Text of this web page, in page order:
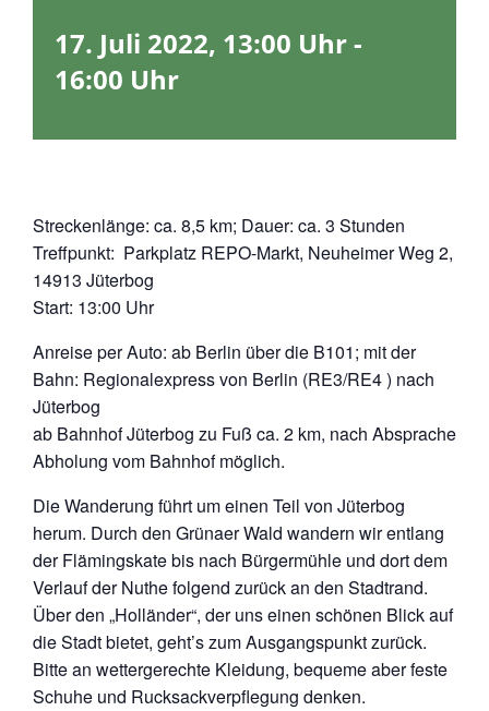
17. Juli 2022, 13:00 Uhr-
16:00 Uhr
Streckenlänge: ca. 8,5 km; Dauer: ca. 3 Stunden
Treffpunkt: Parkplatz REPO-Markt, Neuheimer Weg 2,
14913 Jüterbog
Start: 13:00 Uhr
Anreise per Auto: ab Berlin über die B101; mit der
Bahn: Regionalexpress von Berlin (RE3/RE4 ) nach
Jüterbog
ab Bahnhof Jüterbog zu Fuß ca. 2 km, nach Absprache
Abholung vom Bahnhof möglich.
Die Wanderung führt um einen Teil von Jüterbog
herum. Durch den Grünaer Wald wandern wir entlang
der Flämingskate bis nach Bürgermühle und dort dem
Verlauf der Nuthe folgend zurück an den Stadtrand.
Über den „Holländer“, der uns einen schönen Blick auf
die Stadt bietet, geht’s zum Ausgangspunkt zurück.
Bitte an wettergerechte Kleidung, bequeme aber feste
Schuhe und Rucksackverpflegung denken.